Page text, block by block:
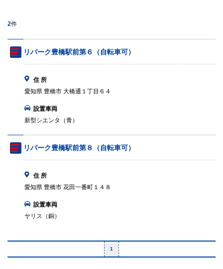
2件
リパーク豊橋駅前第６（自転車可）
住 所
愛知県 豊橋市 大橋通１丁目６４
設置車両
新型シエンタ（青）
リパーク豊橋駅前第８（自転車可）
住 所
愛知県 豊橋市 花田一番町１４８
設置車両
ヤリス（銅）
1